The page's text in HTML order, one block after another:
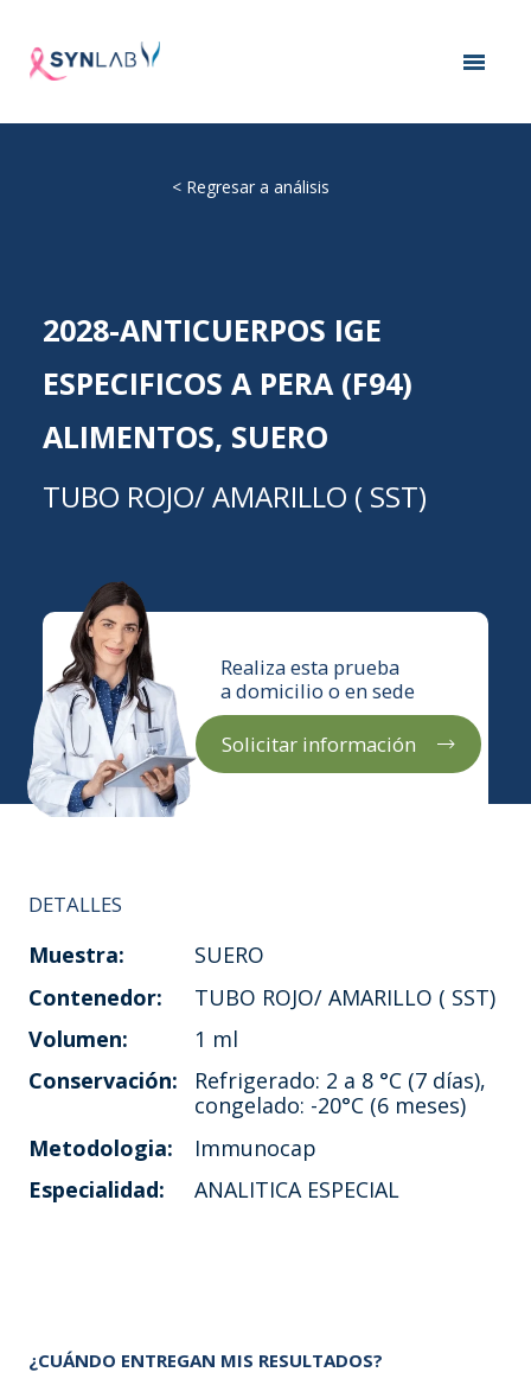
< Regresar a análisis
2028-ANTICUERPOS IGE
ESPECIFICOS A PERA (F94)
ALIMENTOS, SUERO
TUBO ROJO/ AMARILLO ( SST)
Realiza esta prueba
a domicilio o en sede
Solicitar información
DETALLES
Muestra:
SUERO
Contenedor:
TUBO ROJO/ AMARILLO ( SST)
Volumen:
1 ml
Conservación:
Refrigerado: 2 a 8 °C (7 días),
congelado: -20°C (6 meses)
Metodologia:
Immunocap
Especialidad:
ANALITICA ESPECIAL
¿CUÁNDO ENTREGAN MIS RESULTADOS?